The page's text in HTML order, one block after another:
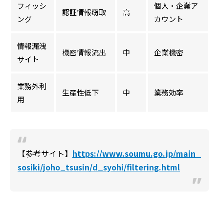
フィッシ
ング
認証情報窃取 高
個人・企業ア
カウント
情報漏洩
サイト
機密情報流出 中 企業機密
業務外利
用
生産性低下 中 業務効率
【参考サイト】 https://www.soumu.go.jp/main_
sosiki/joho_tsusin/d_syohi/filtering.html